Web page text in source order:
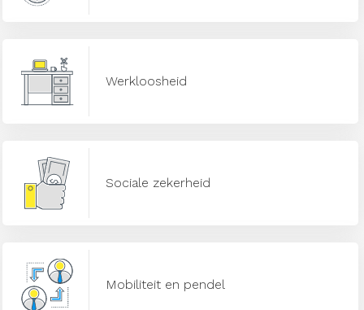
Werkloosheid
Sociale zekerheid
Mobiliteit en pendel